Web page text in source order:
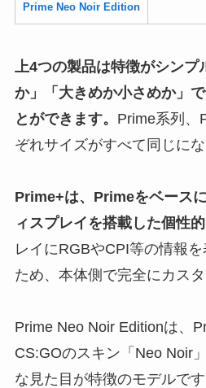
Prime Neo Noir Edition
上4つの製品は特徴がシン
か」「大きめか小さめか」
とができます。 Prime系列、
ぞれサイズがすべて同じにな
Prime+は、Primeをベース
ィスプレイを搭載した個性的
レイにRGBやCPI等の情報
ため、本体側で完全にカス
Prime Neo Noir Editionは、
CS:GOのスキン「Neo Noir
な見た目が特徴のモデルで